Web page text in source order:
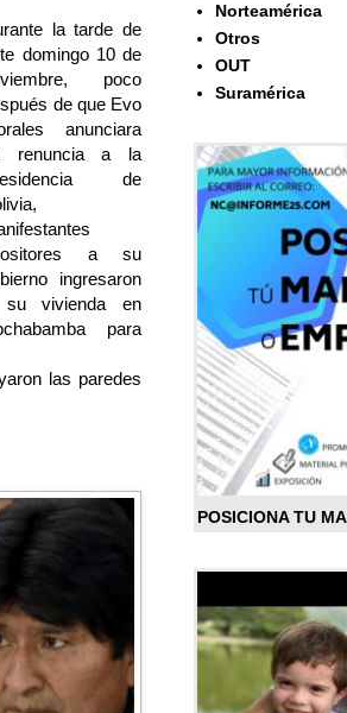
la tarde de
domingo 10 de
poco
de que Evo
anunciara
renuncia a la
de
a su
ingresaron
vivienda en
para
las paredes
Norteamérica
Otros
OUT
Suramérica
POSICIONA TU